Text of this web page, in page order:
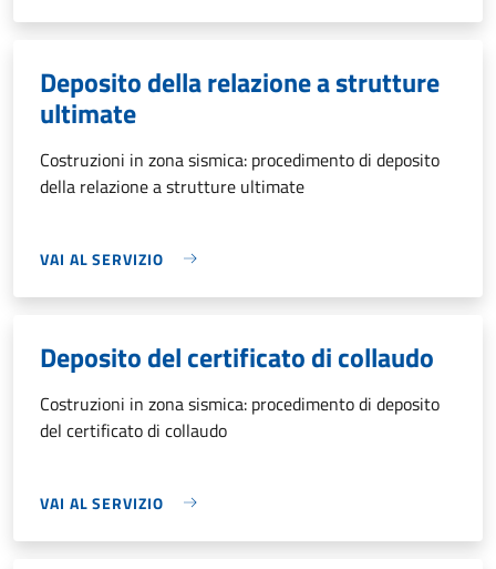
Deposito della relazione a strutture
ultimate
Costruzioni in zona sismica: procedimento di deposito
della relazione a strutture ultimate
VAI AL SERVIZIO
Deposito del certificato di collaudo
Costruzioni in zona sismica: procedimento di deposito
del certificato di collaudo
VAI AL SERVIZIO